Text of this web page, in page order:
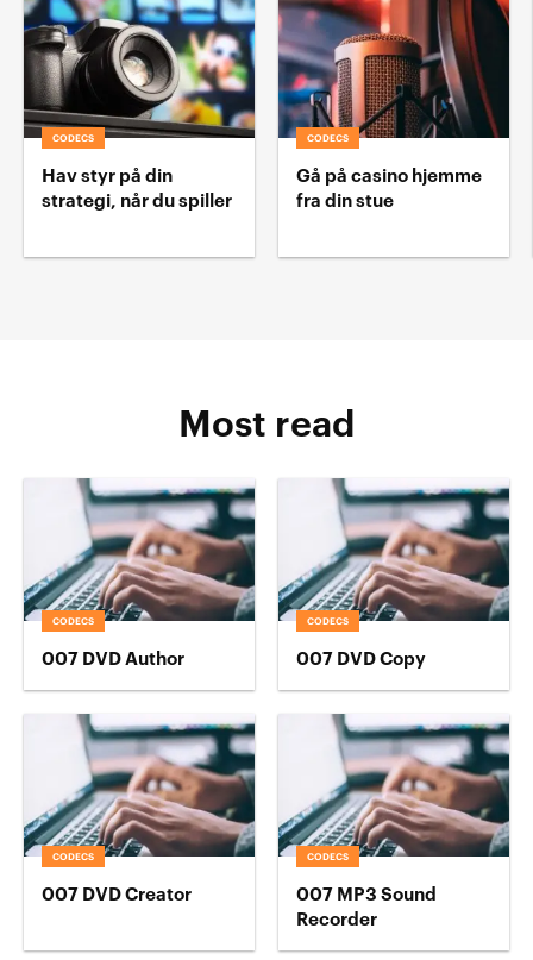
CODECS
Hav styr på din
strategi, når du spiller
CODECS
Gå på casino hjemme
fra din stue
Most read
CODECS
007 DVD Author
CODECS
007 DVD Copy
CODECS
007 DVD Creator
CODECS
007 MP3 Sound
Recorder